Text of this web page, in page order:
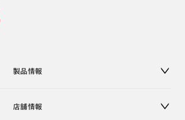
製品情報
店舗情報